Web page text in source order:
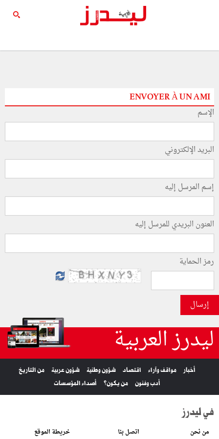
ENVOYER À UN AMI
الإسم
البريد الإلكتروني
إسم المرسل إليه
العنون البريدي للمرسل إليه
رمز الحماية
إرسال
ليدرز العربية
أخبار مواقف وآراء اقتصاد شؤون وطنية شؤون عربية
من التاريخ
أدب وفنون
من يكون؟ أصداء المؤسسات
في ليدرز
من نحن اتصل بنا خريطة الموقع